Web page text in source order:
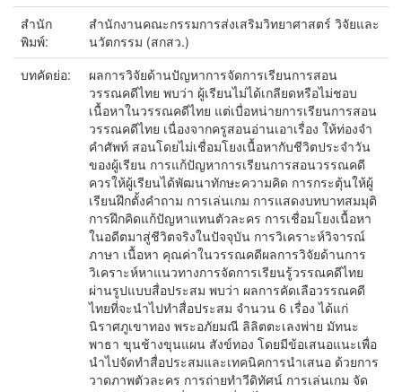
สำนัก
พิมพ์:
สำนักงานคณะกรรมการส่งเสริมวิทยาศาสตร์ วิจัยและ
นวัตกรรม (สกสว.)
บทคัดย่อ:
ผลการวิจัยด้านปัญหาการจัดการเรียนการสอน
วรรณคดีไทย พบว่า ผู้เรียนไม่ได้เกลียดหรือไม่ชอบ
เนื้อหาในวรรณคดีไทย แต่เบื่อหน่ายการเรียนการสอน
วรรณคดีไทย เนื่องจากครูสอนอ่านเอาเรื่อง ให้ท่องจำ
คำศัพท์ สอนโดยไม่เชื่อมโยงเนื้อหากับชีวิตประจำวัน
ของผู้เรียน การแก้ปัญหาการเรียนการสอนวรรณคดี
ควรให้ผู้เรียนได้พัฒนาทักษะความคิด การกระตุ้นให้ผู้
เรียนฝึกตั้งคำถาม การเล่นเกม การแสดงบทบาทสมมุติ
การฝึกคิดแก้ปัญหาแทนตัวละคร การเชื่อมโยงเนื้อหา
ในอดีตมาสู่ชีวิตจริงในปัจจุบัน การวิเคราะห์วิจารณ์
ภาษา เนื้อหา คุณค่าในวรรณคดีผลการวิจัยด้านการ
วิเคราะห์หาแนวทางการจัดการเรียนรู้วรรณคดีไทย
ผ่านรูปแบบสื่อประสม พบว่า ผลการคัดเลือวรรณคดี
ไทยที่จะนำไปทำสื่อประสม จำนวน 6 เรื่อง ได้แก่
นิราศภูเขาทอง พระอภัยมณี ลิลิตตะเลงพ่าย มัทนะ
พาธา ขุนช้างขุนแผน สังข์ทอง โดยมีข้อเสนอแนะเพื่อ
นำไปจัดทำสื่อประสมและเทคนิคการนำเสนอ ด้วยการ
วาดภาพตัวละคร การถ่ายทำวีดิทัศน์ การเล่นเกม จัด